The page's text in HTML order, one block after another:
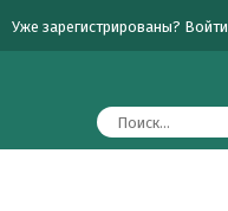
Уже зарегистрированы? Войти